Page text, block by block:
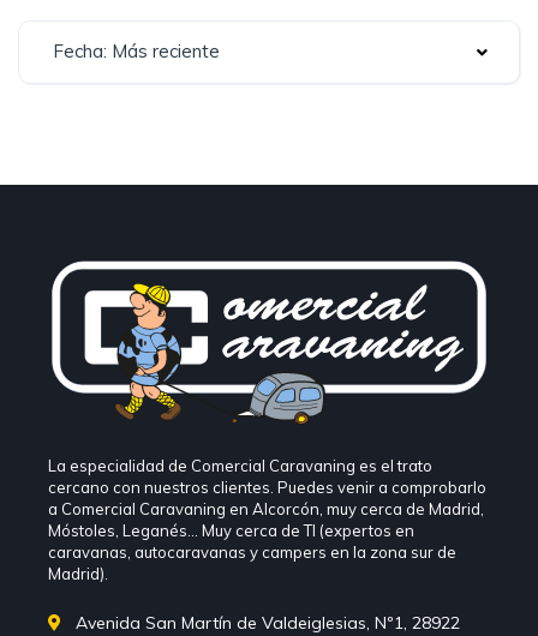
Fecha: Más reciente
La especialidad de Comercial Caravaning es el trato
cercano con nuestros clientes. Puedes venir a comprobarlo
a Comercial Caravaning en Alcorcón, muy cerca de Madrid,
Móstoles, Leganés… Muy cerca de TI (expertos en
caravanas, autocaravanas y campers en la zona sur de
Madrid).
Avenida San Martín de Valdeiglesias, Nº1, 28922